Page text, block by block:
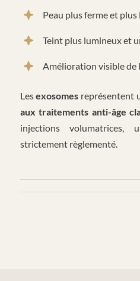
Peau plus ferme et plus
Teint plus lumineux et
Amélioration visible de
Lesexosomes représentent
aux traitements anti-âge
injections volumatrices,
strictement règlementé.